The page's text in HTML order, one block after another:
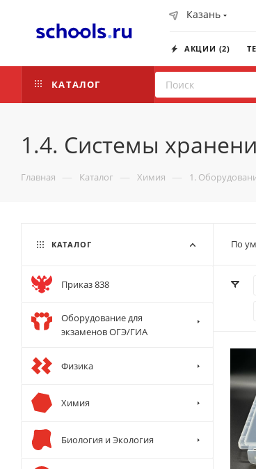
Казань
АКЦИИ (2)
КАТАЛОГ
1.4. Системы
Главная — Каталог — Химия — 1.
По
КАТАЛОГ
Приказ 838
Оборудование для
экзаменов ОГЭ/ГИА
Физика
Химия
Биология и Экология